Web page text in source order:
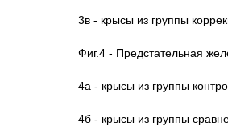
3в - крысы из группы
Фиг.4 - Предстательная
4а - крысы из группы
4б - крысы из группы